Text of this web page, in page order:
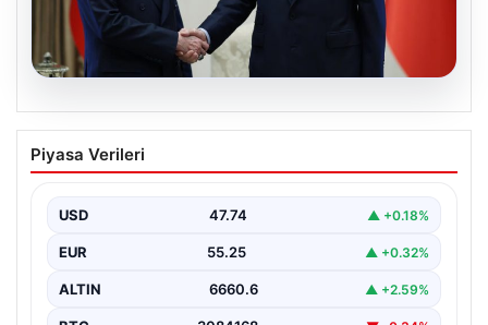
06.08.2026
Bavulun ortak paydası kitap
Çocukluğundan bu yana aynı anda birkaç kitap
Piyasa Verileri
USD 47.74 ▲ +0.18%
EUR 55.25 ▲ +0.32%
ALTIN 6660.6 ▲ +2.59%